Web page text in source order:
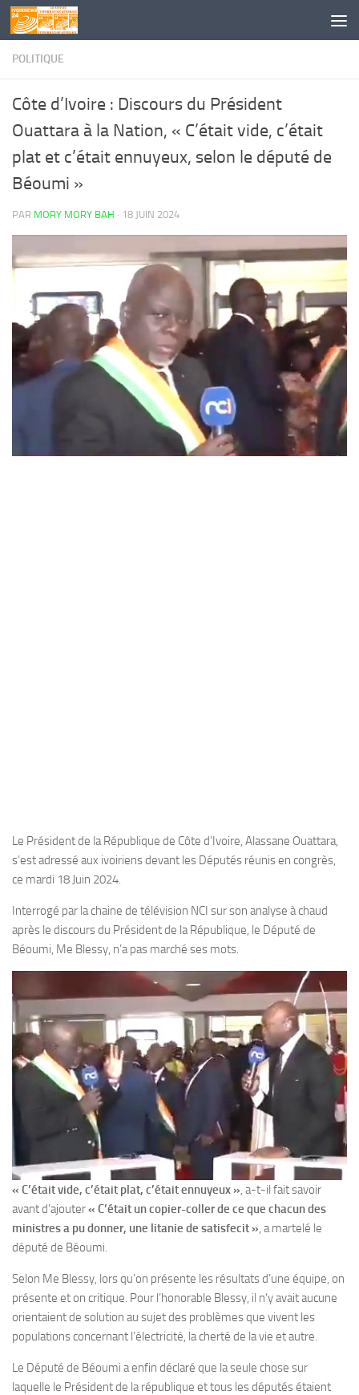
Skip to content
POLITIQUE
Côte d’Ivoire : Discours du Président
Ouattara à la Nation, « C’était vide, c’était
plat et c’était ennuyeux, selon le député de
Béoumi »
PAR MORY MORY BAH · 18 JUIN 2024
Le Président de la République de Côte d’Ivoire, Alassane Ouattara,
s’est adressé aux ivoiriens devant les Députés réunis en congrès,
ce mardi 18 Juin 2024.
Interrogé par la chaine de télévision NCI sur son analyse à chaud
après le discours du Président de la République, le Député de
Béoumi, Me Blessy, n’a pas marché ses mots.
« C’était vide, c’était plat, c’était ennuyeux », a-t-il fait savoir
avant d’ajouter« C’était un copier-coller de ce que chacun des
ministres a pu donner, une litanie de satisfecit », a martelé le
député de Béoumi.
Selon Me Blessy, lors qu’on présente les résultats d’une équipe, on
présente et on critique. Pour l’honorable Blessy, il n’y avait aucune
orientaient de solution au sujet des problèmes que vivent les
populations concernant l’électricité, la cherté de la vie et autre.
Le Député de Béoumi a enfin déclaré que la seule chose sur
laquelle le Président de la république et tous les députés étaient